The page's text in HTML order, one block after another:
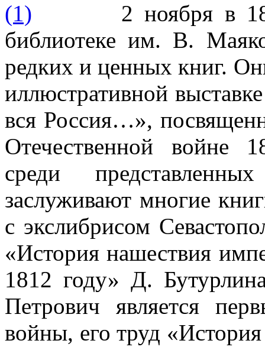
2 ноября в
библиотеке им. В.
редких и ценных книг.
иллюстративной
вся Россия…»,
Отечественной войне
среди
заслуживают многие
с экслибрисом
«История нашествия
1812 году» Д.
Петрович является
войны, его труд